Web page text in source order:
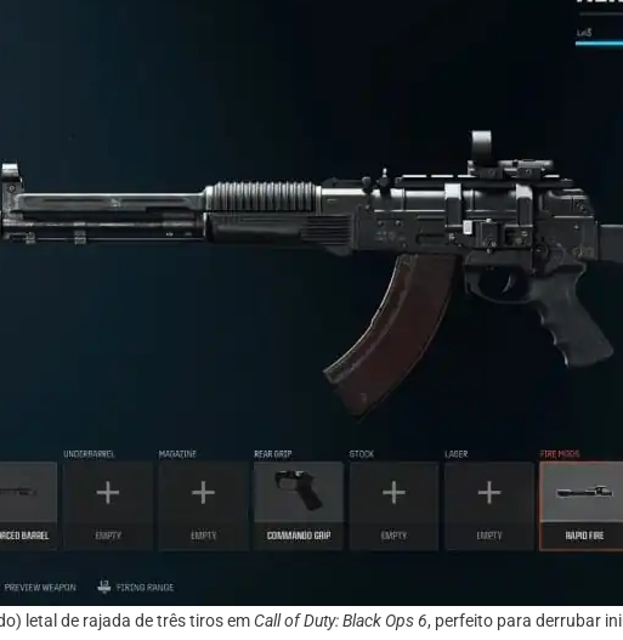
letal de rajada de três tiros emCall of Duty: Black Ops 6, perfeito para derrubar